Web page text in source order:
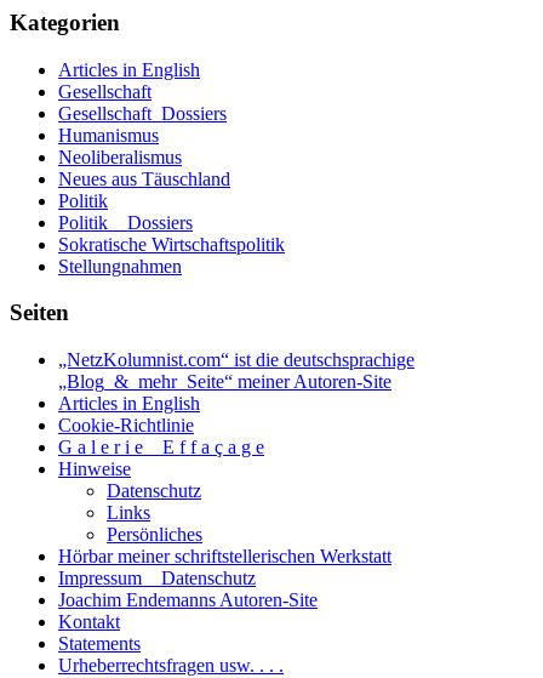
Kategorien
Articles in English
Gesellschaft
Gesellschaft_Dossiers
Humanismus
Neoliberalismus
Neues aus Täuschland
Politik
Politik _ Dossiers
Sokratische Wirtschaftspolitik
Stellungnahmen
Seiten
„NetzKolumnist.com“ ist die deutschsprachige
„Blog_&_mehr_Seite“ meiner Autoren-Site
Articles in English
Cookie-Richtlinie
G a l e r i e _ E f f a ç a g e
Hinweise
Datenschutz
Links
Persönliches
Hörbar meiner schriftstellerischen Werkstatt
Impressum _ Datenschutz
Joachim Endemanns Autoren-Site
Kontakt
Statements
Urheberrechtsfragen usw. . . .